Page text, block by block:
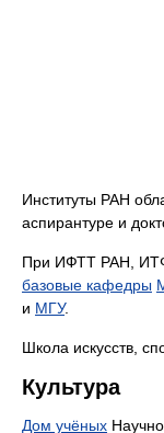
Институты РАН
аспирантуре и
При ИФТТ РАН,
базовые кафедры
и МГУ.
Школа искусств,
Культура
Дом учёных